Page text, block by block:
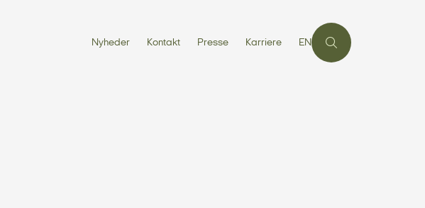
Nyheder Kontakt Presse Karriere EN